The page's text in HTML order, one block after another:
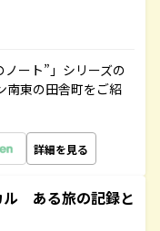
ート”」シリーズの
南東の田舎町をご紹
詳細を見る
ル ある旅の記録と